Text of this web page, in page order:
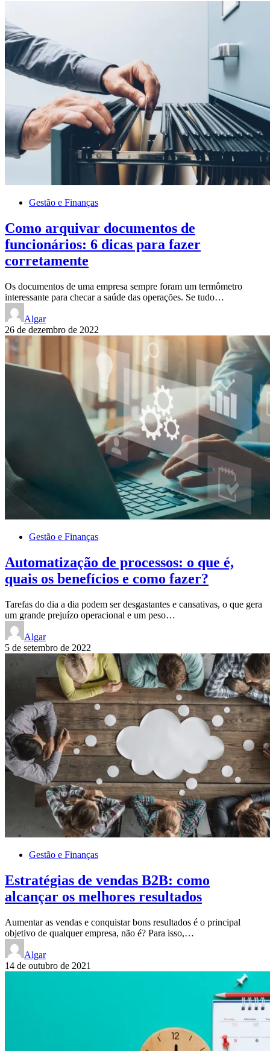
Gestão e Finanças
Como arquivar documentos de
funcionários: 6 dicas para fazer
corretamente
Os documentos de uma empresa sempre foram um termômetro
interessante para checar a saúde das operações. Se tudo…
Algar
26 de dezembro de 2022
Gestão e Finanças
Automatização de processos: o que é,
quais os benefícios e como fazer?
Tarefas do dia a dia podem ser desgastantes e cansativas, o que gera
um grande prejuízo operacional e um peso…
Algar
5 de setembro de 2022
Gestão e Finanças
Estratégias de vendas B2B: como
alcançar os melhores resultados
Aumentar as vendas e conquistar bons resultados é o principal
objetivo de qualquer empresa, não é? Para isso,…
Algar
14 de outubro de 2021